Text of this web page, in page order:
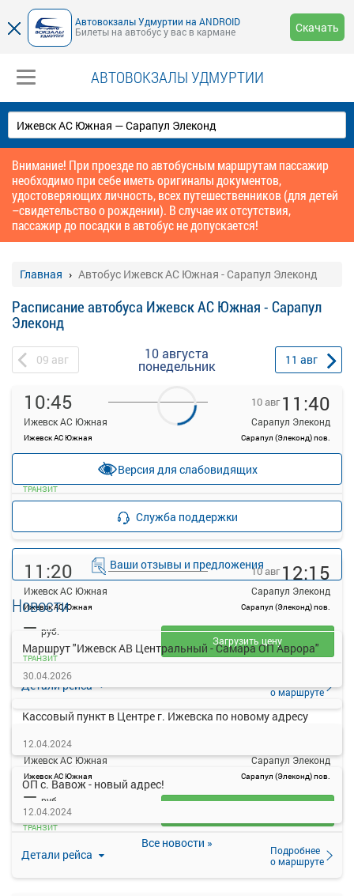
Автовокзалы Удмуртии на ANDROID
Билеты на автобус у вас в кармане
Скачать
АВТОВОКЗАЛЫ УДМУРТИИ
Внимание! При проезде по автобусным маршрутам пассажир
необходимо при себе иметь оригиналы документов,
удостоверяющих личность, всех путешественников (для детей
–свидетельство о рождении). В случае их отсутствия,
пассажир до посадки в автобус не допускается!
Главная Автобус Ижевск АС Южная - Сарапул Элеконд
Расписание автобуса Ижевск АС Южная - Сарапул
Элеконд
09 авг 10 августа
понедельник 11 авг
10:45
Ижевск АС Южная
Ижевск АС Южная
10 авг 11:40
Сарапул Элеконд
Сарапул (Элеконд) пов.
—
ТРАНЗИТ
Продажа билетов
прекращена
11:20
Ижевск АС Южная
Ижевск АС Южная
10 авг 12:15
Сарапул Элеконд
Сарапул (Элеконд) пов.
Детали рейса
о маршруте
— руб.
ТРАНЗИТ
Загрузить цену
12:00
Ижевск АС Южная
Ижевск АС Южная
Сарапул Элеконд
Сарапул (Элеконд) пов.
Детали рейса
Подробнее
о маршруте
— руб.
ТРАНЗИТ
Версия для слабовидящих
Служба поддержки
Ваши отзывы и предложения
Новости
Маршрут "Ижевск АВ Центральный - Самара ОП Аврора"
30.04.2026
Кассовый пункт в Центре г. Ижевска по новому адресу
12.04.2024
ОП с. Вавож - новый адрес!
12.04.2024
Все новости »